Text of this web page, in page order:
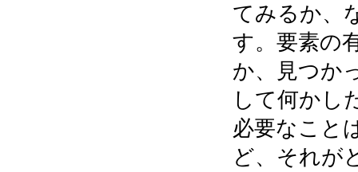
てみるか、
す。要素の
か、見つか
して何かし
必要なこと
ど、それが